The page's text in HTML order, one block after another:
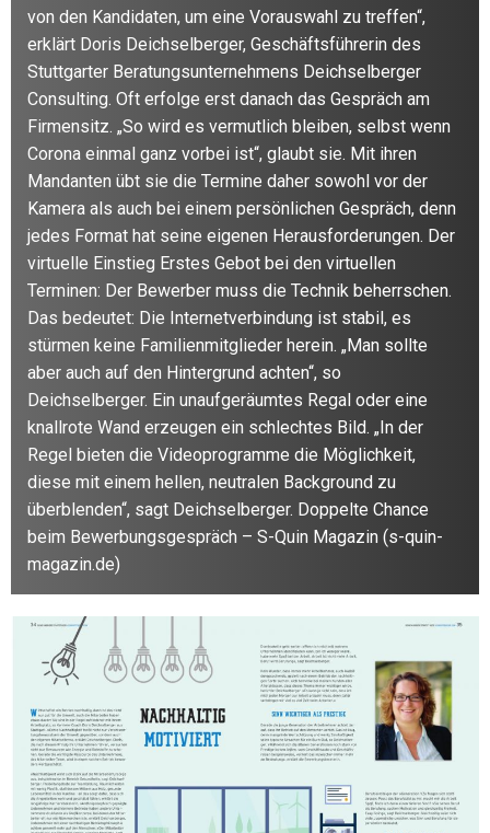
von den Kandidaten, um eine Vorauswahl zu treffen“,
erklärt Doris Deichselberger, Geschäftsführerin des
Stuttgarter Beratungsunternehmens Deichselberger
Consulting. Oft erfolge erst danach das Gespräch am
Firmensitz. „So wird es vermutlich bleiben, selbst wenn
Corona einmal ganz vorbei ist“, glaubt sie. Mit ihren
Mandanten übt sie die Termine daher sowohl vor der
Kamera als auch bei einem persönlichen Gespräch, denn
jedes Format hat seine eigenen Herausforderungen. Der
virtuelle Einstieg Erstes Gebot bei den virtuellen
Terminen: Der Bewerber muss die Technik beherrschen.
Das bedeutet: Die Internetverbindung ist stabil, es
stürmen keine Familienmitglieder herein. „Man sollte
aber auch auf den Hintergrund achten“, so
Deichselberger. Ein unaufgeräumtes Regal oder eine
knallrote Wand erzeugen ein schlechtes Bild. „In der
Regel bieten die Videoprogramme die Möglichkeit,
diese mit einem hellen, neutralen Background zu
überblenden“, sagt Deichselberger. Doppelte Chance
beim Bewerbungsgespräch – S-Quin Magazin (s-quin-
magazin.de)